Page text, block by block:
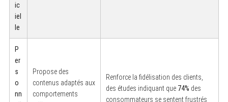
ic
iel
le
P
er
s
o
nn
Propose des
contenus adaptés aux
comportements
Renforce la fidélisation des clients,
des études indiquant que 74% des
consommateurs se sentent frustrés